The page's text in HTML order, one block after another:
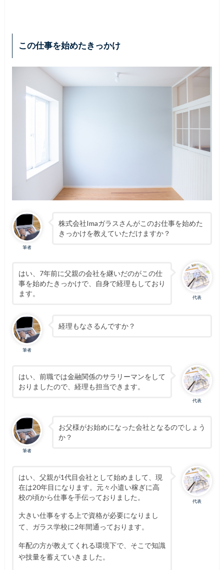
この仕事を始めたきっかけ
筆者
株式会社Imaガラスさんがこのお仕事を始めた
きっかけを教えていただけますか？
代表
はい、7年前に父親の会社を継いだのがこの仕
事を始めたきっかけで、自身で経理もしており
ます。
筆者
経理もなさるんですか？
代表
はい、前職では金融関係のサラリーマンをして
おりましたので、経理も担当できます。
筆者
お父様がお始めになった会社となるのでしょう
か？
代表
はい、父親が1代目会社として始めまして、現
在は20年目になります。元々小遣い稼ぎに高
校の頃から仕事を手伝っておりました。
大きい仕事をする上で資格が必要になりまし
て、ガラス学校に2年間通っております。
年配の方が教えてくれる環境下で、そこで知識
や技量を蓄えていきました。